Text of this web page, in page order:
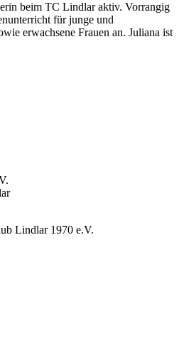
beim TC Lindlar aktiv. Vorrangig
für junge und
erwachsene Frauen an. Juliana ist
Lindlar 1970 e.V.